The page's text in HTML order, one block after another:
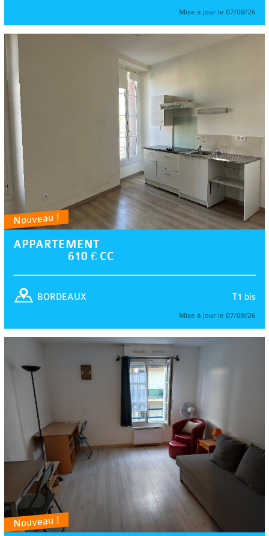
Mise à jour le 07/08/26
Nouveau !
APPARTEMENT
610 € CC
T1 bis
BORDEAUX
Mise à jour le 07/08/26
Nouveau !